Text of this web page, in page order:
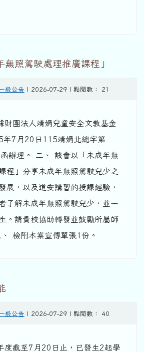
照駕駛處理推廣課程」
般公告 | 2026-07-29 | 點閱數： 21
財團法人靖娟兒童安全文教基金
年7月20日115靖娟北總字第
辦理。 二、 該會以「未成年無
程」分享未成年無照駕駛兒少之
展，以及道安講習的授課經驗，
了解未成年無照駕駛兒少，並一
。請貴校協助轉發並鼓勵所屬師
、 檢附本案宣傳單張1份。
般公告 | 2026-07-29 | 點閱數： 40
度截至7月20日止，已發生2起學